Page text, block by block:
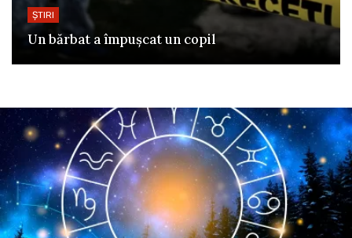
ȘTIRI
Un bărbat a împușcat un copil